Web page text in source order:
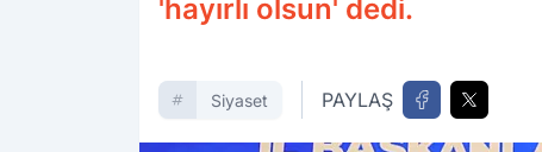
'hayırlı olsun' dedi.
Siyaset PAYLAŞ